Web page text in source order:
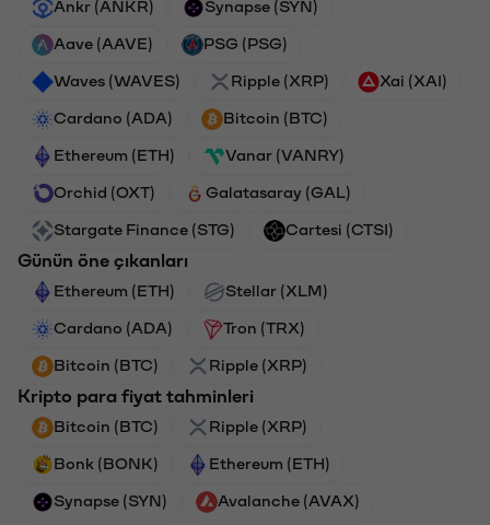
Ankr (ANKR) Synapse (SYN)
Aave (AAVE) PSG (PSG)
Waves (WAVES) Ripple (XRP) Xai (XAI)
Cardano (ADA) Bitcoin (BTC)
Ethereum (ETH) Vanar (VANRY)
Orchid (OXT) Galatasaray (GAL)
Stargate Finance (STG) Cartesi (CTSI)
Günün öne çıkanları
Ethereum (ETH) Stellar (XLM)
Cardano (ADA) Tron (TRX)
Bitcoin (BTC) Ripple (XRP)
Kripto para fiyat tahminleri
Bitcoin (BTC) Ripple (XRP)
Bonk (BONK) Ethereum (ETH)
Synapse (SYN) Avalanche (AVAX)